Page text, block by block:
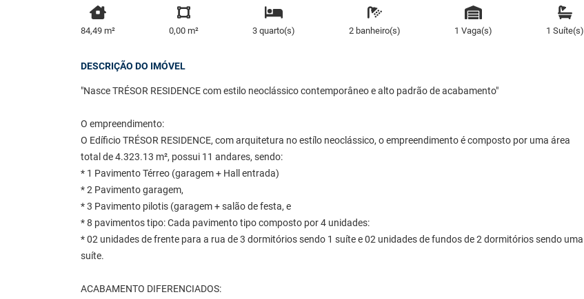
84,49 m² 0,00 m² 3 quarto(s) 2 banheiro(s) 1 Vaga(s) 1 Suíte(s)
DESCRIÇÃO DO IMÓVEL
"Nasce TRÉSOR RESIDENCE com estilo neoclássico contemporâneo e alto padrão de acabamento"
O empreendimento:
O Edíficio TRÉSOR RESIDENCE, com arquitetura no estílo neoclássico, o empreendimento é composto por uma área
total de 4.323.13 m², possui 11 andares, sendo:
* 1 Pavimento Térreo (garagem + Hall entrada)
* 2 Pavimento garagem,
* 3 Pavimento pilotis (garagem + salão de festa, e
* 8 pavimentos tipo: Cada pavimento tipo composto por 4 unidades:
* 02 unidades de frente para a rua de 3 dormitórios sendo 1 suíte e 02 unidades de fundos de 2 dormitórios sendo uma
suíte.
ACABAMENTO DIFERENCIADOS: